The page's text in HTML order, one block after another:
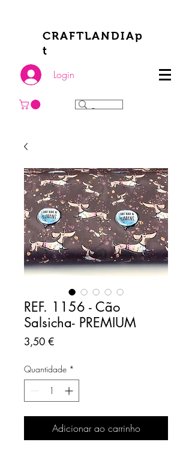
CRAFTLANDIAp
t
Login
REF. 1156 - Cão
Salsicha- PREMIUM
3,50 €Preço
Quantidade *
Adicionar ao carrinho